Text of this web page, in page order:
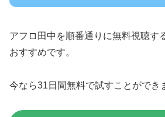
アフロ田中を順番通りに無料視聴す
おすすめです。
今なら31日間無料で試すことができ